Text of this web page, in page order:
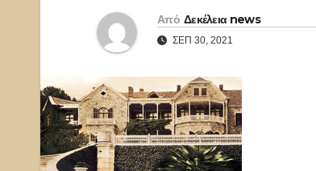
Από Δεκέλεια news
ΣΕΠ 30, 2021